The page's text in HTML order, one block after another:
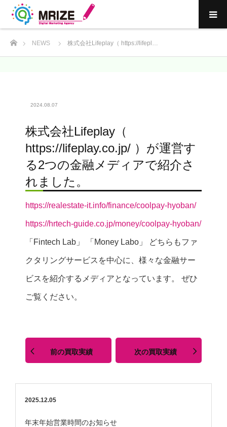
ホームNEWS 株式会社Lifeplay（ https://lifepl…
2024.08.07
株式会社Lifeplay（
https://lifeplay.co.jp/ ）が運営す
る2つの金融メディアで紹介さ
れました。
https://realestate-it.info/finance/coolpay-hyoban/
https://hrtech-guide.co.jp/money/coolpay-hyoban/
「Fintech Lab」 「Money Labo」 どちらもファ
クタリングサービスを中心に、様々な金融サー
ビスを紹介するメディアとなっています。 ぜひ
ご覧ください。
2025.12.05
年末年始営業時間のお知らせ